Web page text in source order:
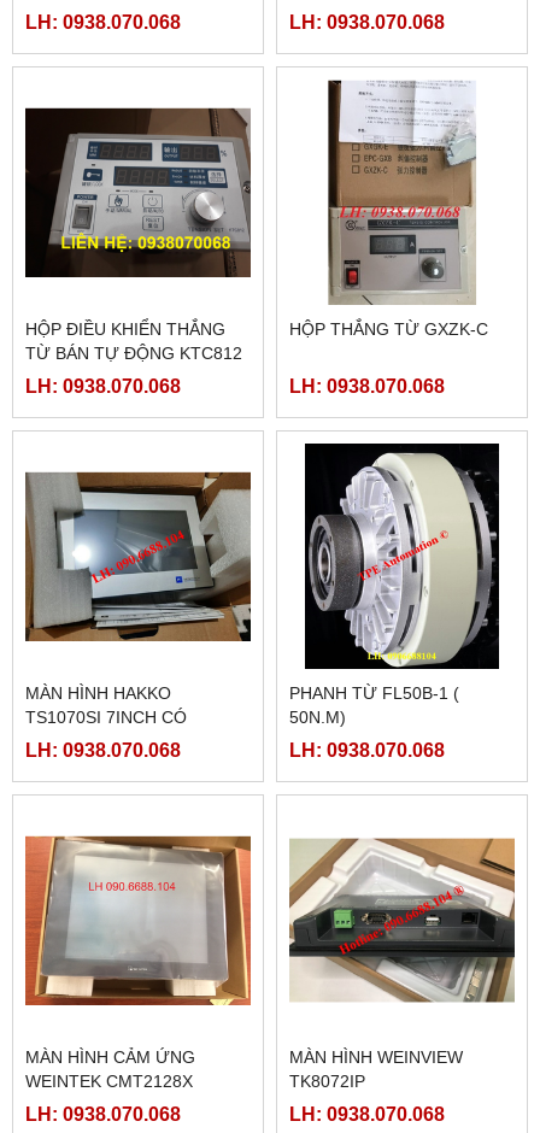
TG465-MT
LH: 0938.070.068 LH: 0938.070.068
HỘP ĐIỀU KHIỂN THẮNG
TỪ BÁN TỰ ĐỘNG KTC812
LH: 0938.070.068
HỘP THẮNG TỪ GXZK-C
LH: 0938.070.068
MÀN HÌNH HAKKO
TS1070SI 7INCH CÓ
ETHERNET
LH: 0938.070.068
PHANH TỪ FL50B-1 (
50N.M)
LH: 0938.070.068
MÀN HÌNH CẢM ỨNG
WEINTEK CMT2128X
LH: 0938.070.068
MÀN HÌNH WEINVIEW
TK8072IP
LH: 0938.070.068